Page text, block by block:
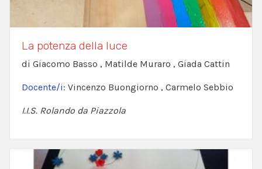
La potenza della luce
di Giacomo Basso , Matilde Muraro , Giada Cattin
Docente/i: Vincenzo Buongiorno , Carmelo Sebbio
I.I.S. Rolando da Piazzola